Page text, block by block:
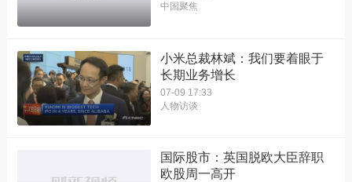
中国聚焦
小米总裁林斌：我们要着眼于
长期业务增长
07-09 17:33
人物访谈
国际股市：英国脱欧大臣辞职
欧股周一高开